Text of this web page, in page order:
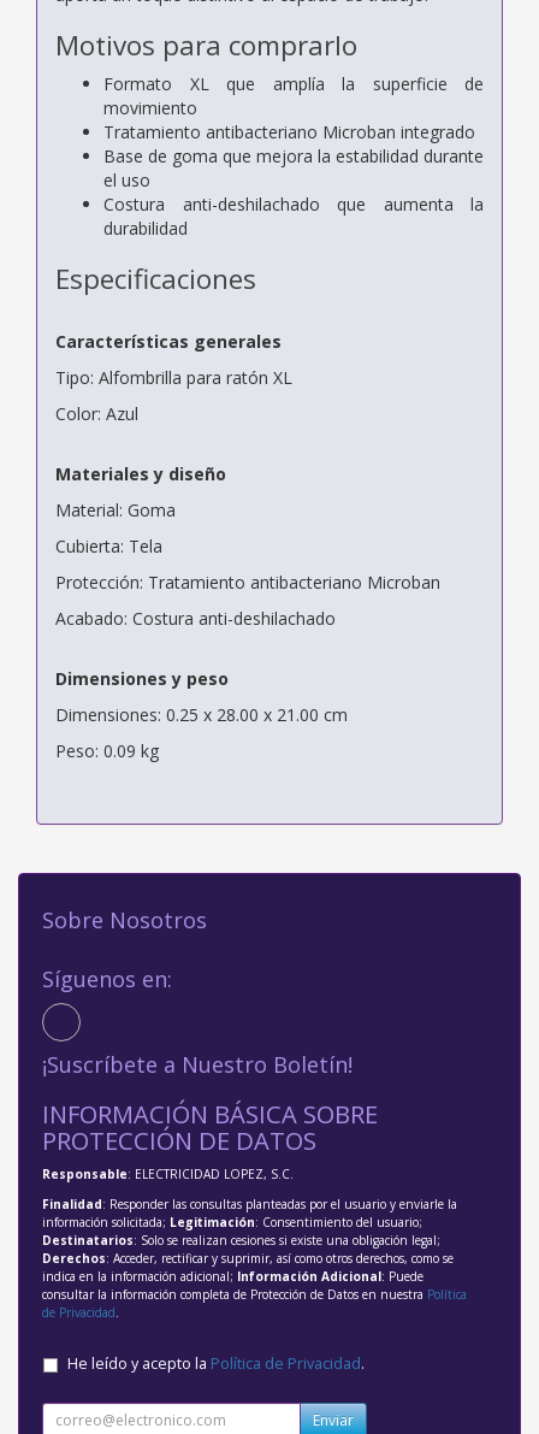
Motivos para comprarlo
Formato XL que amplía la superficie de
movimiento
Tratamiento antibacteriano Microban integrado
Base de goma que mejora la estabilidad durante
el uso
Costura anti-deshilachado que aumenta la
durabilidad
Especificaciones
Características generales
Tipo: Alfombrilla para ratón XL
Color: Azul
Materiales y diseño
Material: Goma
Cubierta: Tela
Protección: Tratamiento antibacteriano Microban
Acabado: Costura anti-deshilachado
Dimensiones y peso
Dimensiones: 0.25 x 28.00 x 21.00 cm
Peso: 0.09 kg
Sobre Nosotros
Síguenos en:
¡Suscríbete a Nuestro Boletín!
INFORMACIÓN BÁSICA SOBRE
PROTECCIÓN DE DATOS
Responsable: ELECTRICIDAD LOPEZ, S.C.
Finalidad: Responder las consultas planteadas por el usuario y enviarle la
información solicitada; Legitimación: Consentimiento del usuario;
Destinatarios: Solo se realizan cesiones si existe una obligación legal;
Derechos: Acceder, rectificar y suprimir, así como otros derechos, como se
indica en la información adicional; Información Adicional: Puede
consultar la información completa de Protección de Datos en nuestra Política
de Privacidad
He leído y acepto la Política de Privacidad.
Enviar